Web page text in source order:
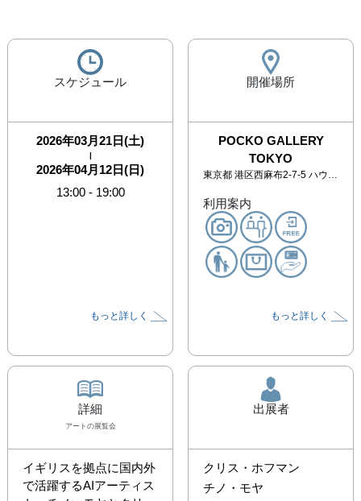
スケジュール
2026年03月21日(土)
|
2026年04月12日(日)
13:00- 19:00
もっと詳しく
開催場所
POCKO GALLERY
TOKYO
東京都 港区西麻布2-7-5 ハウス西麻布5F
利用案内
もっと詳しく
詳細
アート の展覧会
イギリスを拠点に国内外
で活躍するAIアーティス
出展者
クリス・ホフマン
チノ・モヤ